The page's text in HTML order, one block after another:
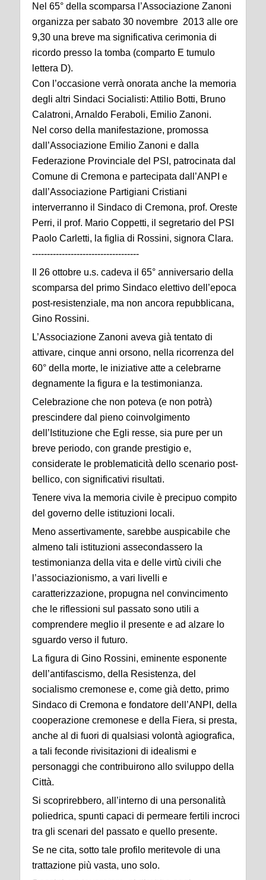
Nel 65° della scomparsa l’Associazione Zanoni
organizza per sabato 30 novembre 2013 alle ore
9,30 una breve ma significativa cerimonia di
ricordo presso la tomba (comparto E tumulo
lettera D).
Con l’occasione verrà onorata anche la memoria
degli altri Sindaci Socialisti: Attilio Botti, Bruno
Calatroni, Arnaldo Feraboli, Emilio Zanoni.
Nel corso della manifestazione, promossa
dall’Associazione Emilio Zanoni e dalla
Federazione Provinciale del PSI, patrocinata dal
Comune di Cremona e partecipata dall’ANPI e
dall’Associazione Partigiani Cristiani
interverranno il Sindaco di Cremona, prof. Oreste
Perri, il prof. Mario Coppetti, il segretario del PSI
Paolo Carletti, la figlia di Rossini, signora Clara.
------------------------------------
Il 26 ottobre u.s. cadeva il 65° anniversario della
scomparsa del primo Sindaco elettivo dell’epoca
post-resistenziale, ma non ancora repubblicana,
Gino Rossini.
L’Associazione Zanoni aveva già tentato di
attivare, cinque anni orsono, nella ricorrenza del
60° della morte, le iniziative atte a celebrarne
degnamente la figura e la testimonianza.
Celebrazione che non poteva (e non potrà)
prescindere dal pieno coinvolgimento
dell’Istituzione che Egli resse, sia pure per un
breve periodo, con grande prestigio e,
considerate le problematicità dello scenario post-
bellico, con significativi risultati.
Tenere viva la memoria civile è precipuo compito
del governo delle istituzioni locali.
Meno assertivamente, sarebbe auspicabile che
almeno tali istituzioni assecondassero la
testimonianza della vita e delle virtù civili che
l’associazionismo, a vari livelli e
caratterizzazione, propugna nel convincimento
che le riflessioni sul passato sono utili a
comprendere meglio il presente e ad alzare lo
sguardo verso il futuro.
La figura di Gino Rossini, eminente esponente
dell’antifascismo, della Resistenza, del
socialismo cremonese e, come già detto, primo
Sindaco di Cremona e fondatore dell’ANPI, della
cooperazione cremonese e della Fiera, si presta,
anche al di fuori di qualsiasi volontà agiografica,
a tali feconde rivisitazioni di idealismi e
personaggi che contribuirono allo sviluppo della
Città.
Si scoprirebbero, all’interno di una personalità
poliedrica, spunti capaci di permeare fertili incroci
tra gli scenari del passato e quello presente.
Se ne cita, sotto tale profilo meritevole di una
trattazione più vasta, uno solo.